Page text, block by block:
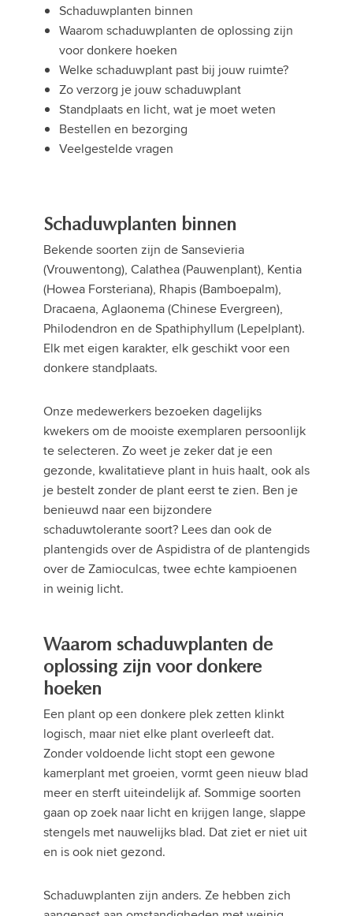
Schaduwplanten binnen
Waarom schaduwplanten de oplossing zijn
voor donkere hoeken
Welke schaduwplant past bij jouw ruimte?
Zo verzorg je jouw schaduwplant
Standplaats en licht, wat je moet weten
Bestellen en bezorging
Veelgestelde vragen
Schaduwplanten binnen
Bekende soorten zijn de Sansevieria
(Vrouwentong), Calathea (Pauwenplant), Kentia
(Howea Forsteriana), Rhapis (Bamboepalm),
Dracaena, Aglaonema (Chinese Evergreen),
Philodendron en de Spathiphyllum (Lepelplant).
Elk met eigen karakter, elk geschikt voor een
donkere standplaats.
Onze medewerkers bezoeken dagelijks
kwekers om de mooiste exemplaren persoonlijk
te selecteren. Zo weet je zeker dat je een
gezonde, kwalitatieve plant in huis haalt, ook als
je bestelt zonder de plant eerst te zien. Ben je
benieuwd naar een bijzondere
schaduwtolerante soort? Lees dan ook de
plantengids over de Aspidistra of de plantengids
over de Zamioculcas, twee echte kampioenen
in weinig licht.
Waarom schaduwplanten de
oplossing zijn voor donkere
hoeken
Een plant op een donkere plek zetten klinkt
logisch, maar niet elke plant overleeft dat.
Zonder voldoende licht stopt een gewone
kamerplant met groeien, vormt geen nieuw blad
meer en sterft uiteindelijk af. Sommige soorten
gaan op zoek naar licht en krijgen lange, slappe
stengels met nauwelijks blad. Dat ziet er niet uit
en is ook niet gezond.
Schaduwplanten zijn anders. Ze hebben zich